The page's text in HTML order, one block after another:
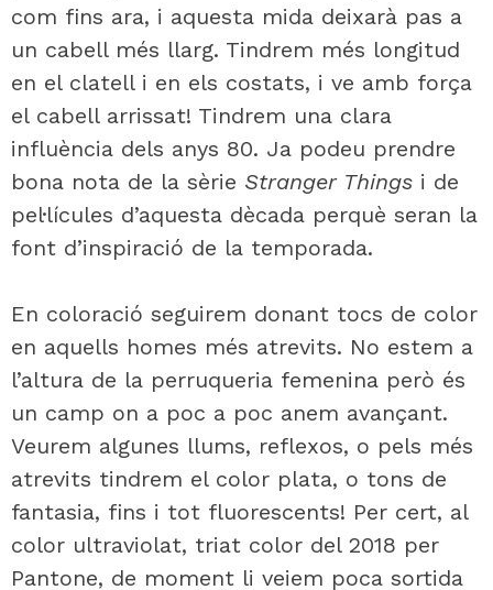
com fins ara, i aquesta mida deixarà pas a
un cabell més llarg. Tindrem més longitud
en el clatell i en els costats, i ve amb força
el cabell arrissat! Tindrem una clara
influència dels anys 80. Ja podeu prendre
bona nota de la sèrie Stranger Things i de
pel·lícules d’aquesta dècada perquè seran la
font d’inspiració de la temporada.
En coloració seguirem donant tocs de color
en aquells homes més atrevits. No estem a
l’altura de la perruqueria femenina però és
un camp on a poc a poc anem avançant.
Veurem algunes llums, reflexos, o pels més
atrevits tindrem el color plata, o tons de
fantasia, fins i tot fluorescents! Per cert, al
color ultraviolat, triat color del 2018 per
Pantone, de moment li veiem poca sortida